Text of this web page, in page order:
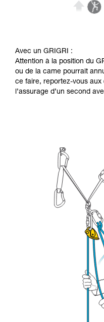
Avec un GRIGRI :
Attention à la position du
ou de la came pourrait
ce faire, reportez-vous
l’assurage d’un second